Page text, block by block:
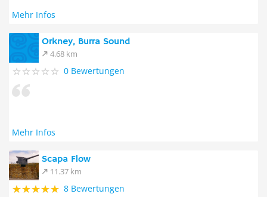
Mehr Infos
Orkney, Burra Sound
4.68 km
0 Bewertungen
Mehr Infos
Scapa Flow
11.37 km
8 Bewertungen